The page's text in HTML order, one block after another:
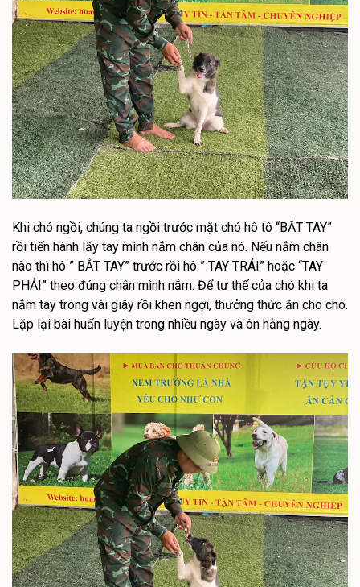
Khi chó ngồi, chúng ta ngồi trước mặt chó hô tô “BẮT TAY”
rồi tiến hành lấy tay mình nắm chân của nó. Nếu nắm chân
nào thì hô ” BẮT TAY” trước rồi hô ” TAY TRÁI” hoặc “TAY
PHẢI” theo đúng chân mình nắm. Để tư thế của chó khi ta
nắm tay trong vài giây rồi khen ngợi, thưởng thức ăn cho chó.
Lặp lại bài huấn luyện trong nhiều ngày và ôn hằng ngày.